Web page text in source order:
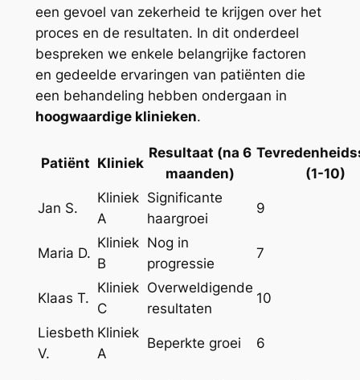
een gevoel van zekerheid te krijgen over het
proces en de resultaten. In dit onderdeel
bespreken we enkele belangrijke factoren
en gedeelde ervaringen van patiënten die
een behandeling hebben ondergaan in
hoogwaardige klinieken.
Patiënt Kliniek
Resultaat (na 6
maanden)
(1-10)
Jan S.
Kliniek
A
Significante
haargroei
9
Maria D.
Kliniek
B
Nog in
progressie
7
Klaas T.
Kliniek
C
Overweldigende
resultaten
10
Liesbeth
V.
Kliniek
A
Beperkte groei 6